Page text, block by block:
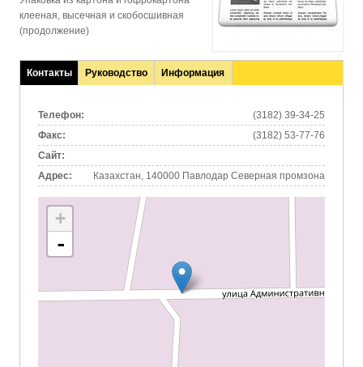
клееная, высечная и скобосшивная
(продолжение)
Контакты
(активная
Руководство Информация
Телефон:
(3182) 39-34-25
Факс:
(3182) 53-77-76
Сайт:
Адрес:
Казахстан, 140000 Павлодар Северная промзона
+
-